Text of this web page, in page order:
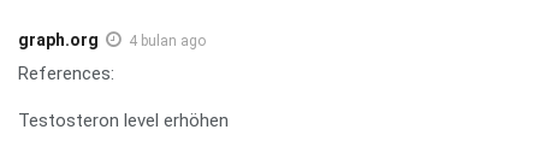
graph.org 4 bulan ago
References:
Testosteron level erhöhen